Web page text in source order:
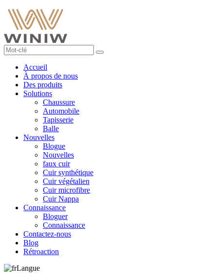
Accueil
À propos de nous
Des produits
Solutions
Chaussure
Automobile
Tapisserie
Balle
Nouvelles
Blogue
Nouvelles
faux cuir
Cuir synthétique
Cuir végétalien
Cuir microfibre
Cuir Nappa
Connaissance
Bloguer
Connaissance
Contactez-nous
Blog
Rétroaction
Langue